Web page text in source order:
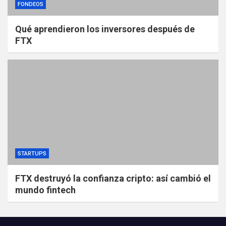
FONDEOS
Qué aprendieron los inversores después de
FTX
STARTUPS
FTX destruyó la confianza cripto: así cambió el
mundo fintech